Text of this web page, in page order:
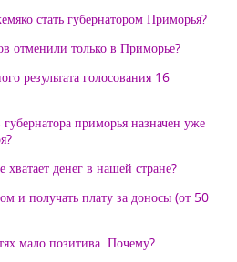
стать губернатором Приморья?
отменили только в Приморье?
результата голосования 16
приморья назначен уже
денег в нашей стране?
и получать плату за доносы (от 50
мало позитива. Почему?